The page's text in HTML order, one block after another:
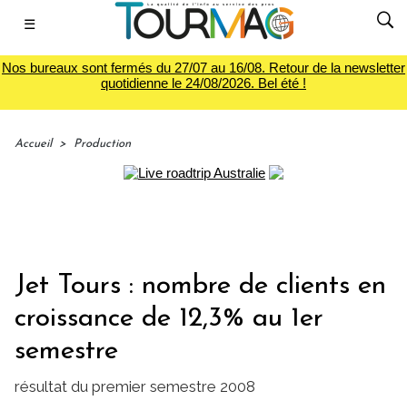
☰
Nos bureaux sont fermés du 27/07 au 16/08. Retour de la newsletter
quotidienne le 24/08/2026. Bel été !
Accueil > Production
Jet Tours : nombre de clients en
croissance de 12,3% au 1er
semestre
résultat du premier semestre 2008